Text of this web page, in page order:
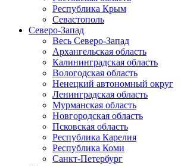
Республика Крым
Севастополь
Северо-Запад
Весь Северо-Запад
Архангельская область
Калининградская область
Вологодская область
Ненецкий автономный округ
Ленинградская область
Мурманская область
Новгородская область
Псковская область
Республика Карелия
Республика Коми
Санкт-Петербург